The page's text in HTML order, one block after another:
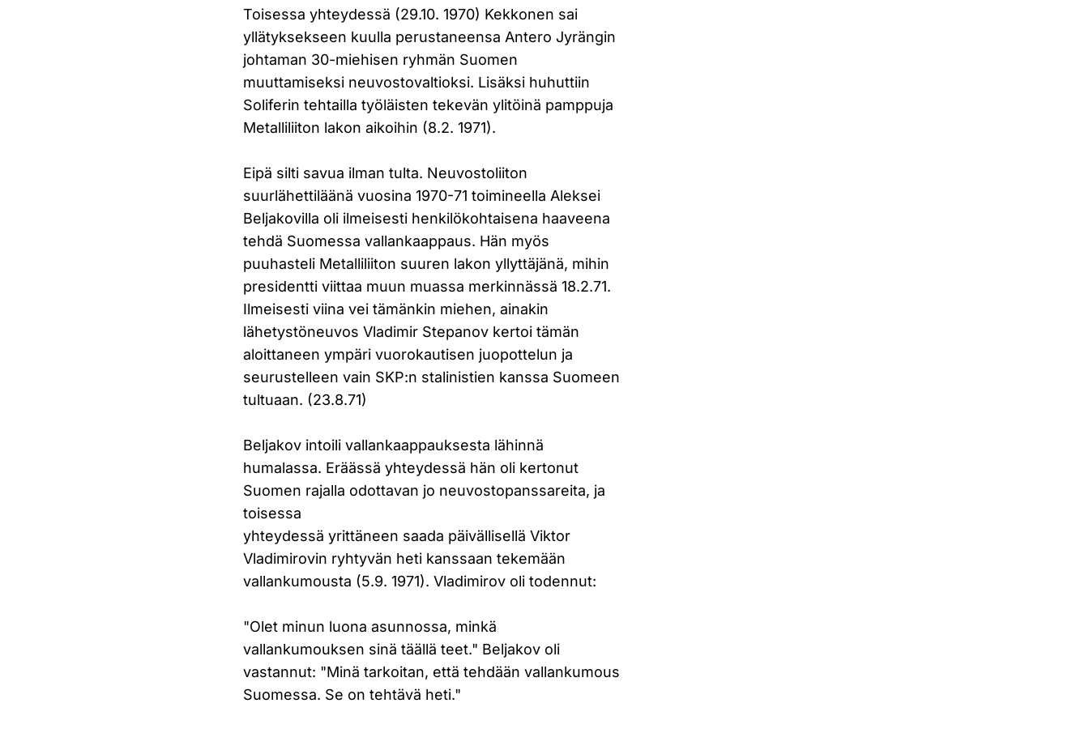
Toisessa yhteydessä (29.10. 1970) Kekkonen sai
yllätyksekseen kuulla perustaneensa Antero Jyrängin
johtaman 30-miehisen ryhmän Suomen
muuttamiseksi neuvostovaltioksi. Lisäksi huhuttiin
Soliferin tehtailla työläisten tekevän ylitöinä pamppuja
Metalliliiton lakon aikoihin (8.2. 1971).
Eipä silti savua ilman tulta. Neuvostoliiton
suurlähettiläänä vuosina 1970-71 toimineella Aleksei
Beljakovilla oli ilmeisesti henkilökohtaisena haaveena
tehdä Suomessa vallankaappaus. Hän myös
puuhasteli Metalliliiton suuren lakon yllyttäjänä, mihin
presidentti viittaa muun muassa merkinnässä 18.2.71.
Ilmeisesti viina vei tämänkin miehen, ainakin
lähetystöneuvos Vladimir Stepanov kertoi tämän
aloittaneen ympäri vuorokautisen juopottelun ja
seurustelleen vain SKP:n stalinistien kanssa Suomeen
tultuaan. (23.8.71)
Beljakov intoili vallankaappauksesta lähinnä
humalassa. Eräässä yhteydessä hän oli kertonut
Suomen rajalla odottavan jo neuvostopanssareita, ja
toisessa
yhteydessä yrittäneen saada päivällisellä Viktor
Vladimirovin ryhtyvän heti kanssaan tekemään
vallankumousta (5.9. 1971). Vladimirov oli todennut:
"Olet minun luona asunnossa, minkä
vallankumouksen sinä täällä teet." Beljakov oli
vastannut: "Minä tarkoitan, että tehdään vallankumous
Suomessa. Se on tehtävä heti."